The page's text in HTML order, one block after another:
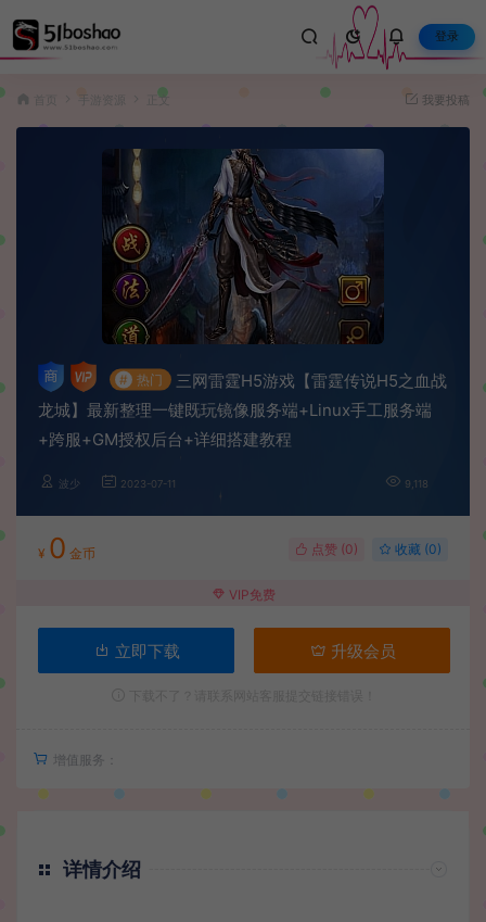
登录
手游资源 正文 我要投稿
# 热门
三网雷霆H5游戏【雷霆传说H5之血战
龙城】最新整理一键既玩镜像服务端+Linux手工服务端
+跨服+GM授权后台+详细搭建教程
波少 2023-07-11 9,118
¥ 0 金币 点赞 (0) 收藏 (0)
VIP免费
立即下载 升级会员
增值服务：
详情介绍